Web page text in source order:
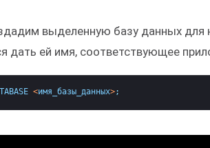
выделенную базу данных для
дать ей имя, соответствующее
<имя_базы_данных>;